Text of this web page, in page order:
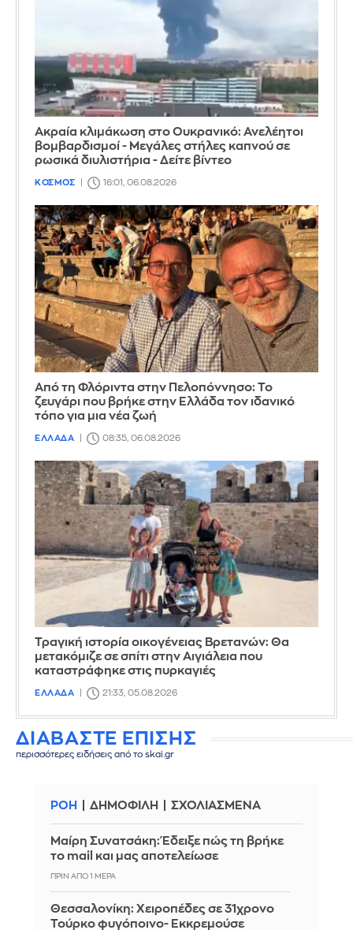
Ακραία κλιμάκωση στο Ουκρανικό: Ανελέητοι
βομβαρδισμοί - Μεγάλες στήλες καπνού σε
ρωσικά διυλιστήρια - Δείτε βίντεο
ΚΟΣΜΟΣ 16:01, 06.08.2026
Από τη Φλόριντα στην Πελοπόννησο: Το
ζευγάρι που βρήκε στην Ελλάδα τον ιδανικό
τόπο για μια νέα ζωή
ΕΛΛΑΔΑ 08:35, 06.08.2026
Τραγική ιστορία οικογένειας Βρετανών: Θα
μετακόμιζε σε σπίτι στην Αιγιάλεια που
καταστράφηκε στις πυρκαγιές
ΕΛΛΑΔΑ 21:33, 05.08.2026
ΔΙΑΒΑΣΤΕ ΕΠΙΣΗΣ
περισσότερες ειδήσεις από το skai.gr
ΡΟΗ ΔΗΜΟΦΙΛΗ ΣΧΟΛΙΑΣΜΕΝΑ
Μαίρη Συνατσάκη: Έδειξε πώς τη βρήκε
το mail και μας αποτελείωσε
ΠΡΙΝ ΑΠΌ 1 ΜΈΡΑ
Θεσσαλονίκη: Χειροπέδες σε 31χρονο
Τούρκο φυγόποινο- Εκκρεμούσε